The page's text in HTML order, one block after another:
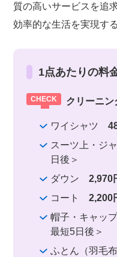
質の高いサービスを追
効率的な生活を実現す
1点あたりの料
クリーニ
ワイシャツ
スーツ上・ジ
日後＞
ダウン2,970
コート2,200
帽子・キャッ
最短5日後＞
ふとん（羽毛